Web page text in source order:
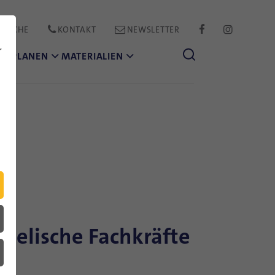
KONTAKT NEWSLETTER FACEBOOK
PLANEN MATERIALIEN
Fachkräfte